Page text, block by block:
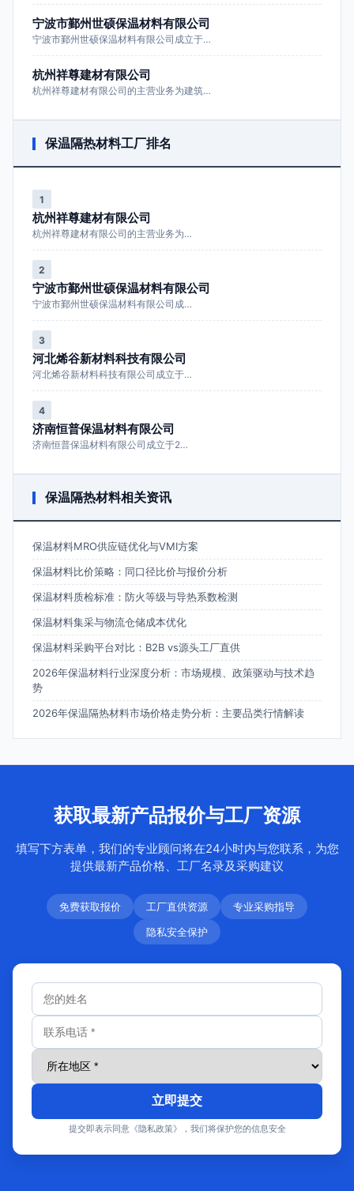
宁波市鄞州世硕保温材料有限公司
宁波市鄞州世硕保温材料有限公司成立于…
杭州祥尊建材有限公司
杭州祥尊建材有限公司的主营业务为建筑…
保温隔热材料工厂排名
1
杭州祥尊建材有限公司
杭州祥尊建材有限公司的主营业务为…
2
宁波市鄞州世硕保温材料有限公司
宁波市鄞州世硕保温材料有限公司成…
3
河北烯谷新材料科技有限公司
河北烯谷新材料科技有限公司成立于…
4
济南恒普保温材料有限公司
济南恒普保温材料有限公司成立于2…
保温隔热材料相关资讯
保温材料MRO供应链优化与VMI方案
保温材料比价策略：同口径比价与报价分析
保温材料质检标准：防火等级与导热系数检测
保温材料集采与物流仓储成本优化
保温材料采购平台对比：B2B vs源头工厂直供
2026年保温材料行业深度分析：市场规模、政策驱动与技术趋
势
2026年保温隔热材料市场价格走势分析：主要品类行情解读
获取最新产品报价与工厂资源
填写下方表单，我们的专业顾问将在24小时内与您联系，为您
提供最新产品价格、工厂名录及采购建议
免费获取报价 工厂直供资源
专业采购指导
隐私安全保护
立即提交
提交即表示同意《隐私政策》，我们将保护您的信息安全